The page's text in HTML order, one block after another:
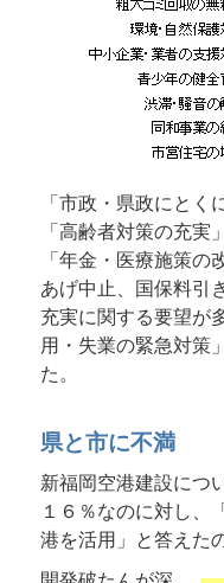
「市政・県政にとく
「高齢者対策の充実
「年金・医療施策の
あげ中止、国保料引
充実に関する要望が
用・失業の緊急対策
た。
県と市に不満
新福岡空港建設につ
１６％なのに対し、
港を活用」と答えた